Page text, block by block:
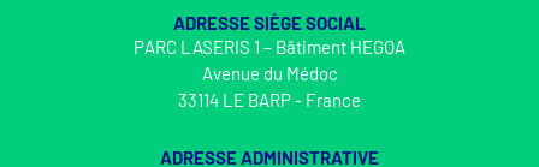
ADRESSE SIÈGE SOCIAL
PARC LASERIS 1 – Bâtiment HEGOA
Avenue du Médoc
33114 LE BARP - France
ADRESSE ADMINISTRATIVE